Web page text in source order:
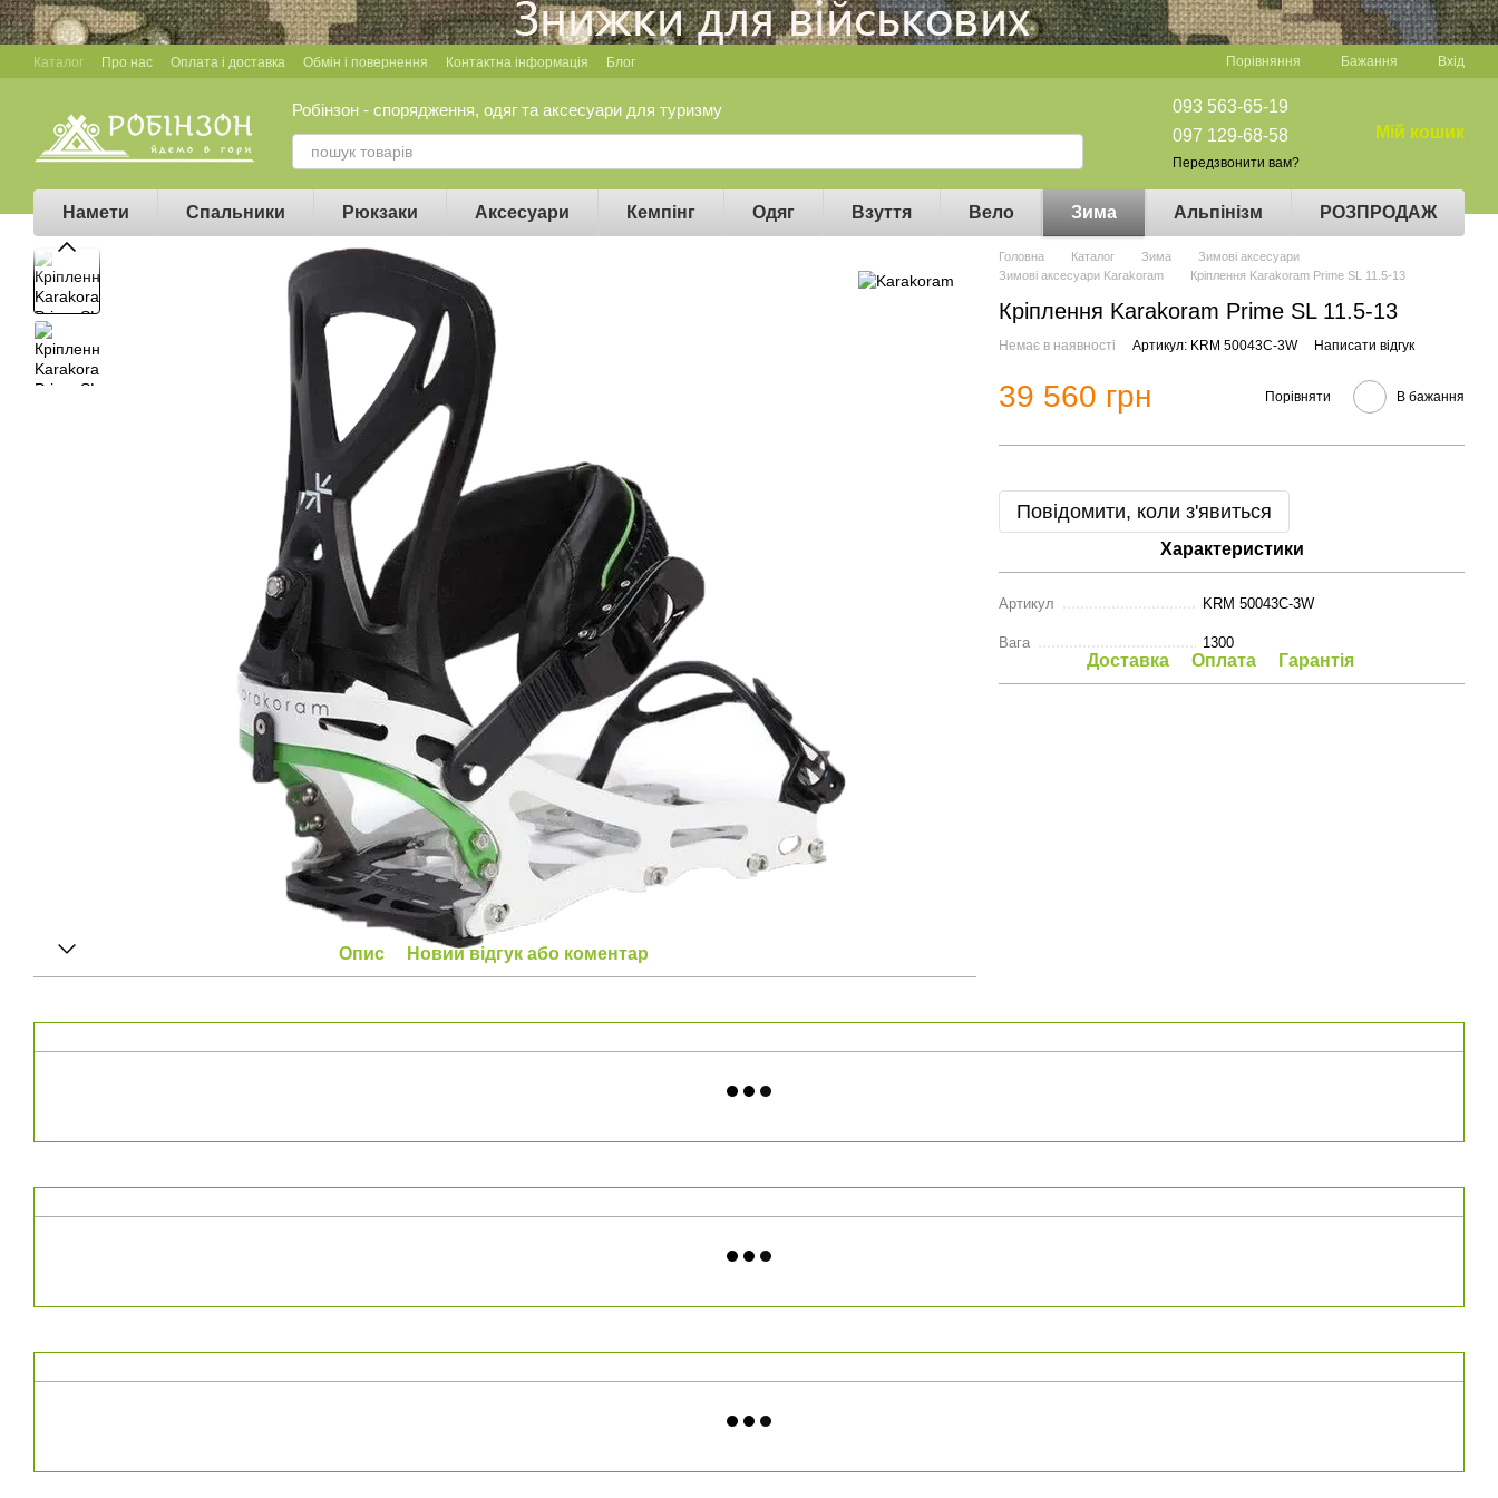
Перейти до основного контенту
Каталог Про нас Оплата і доставка Обмін і повернення Контактна інформація Блог Порівняння Бажання Вхід
Робінзон - спорядження, одяг та аксесуари для туризму
093 563-65-19
097 129-68-58
Передзвонити вам?
Мій кошик
Намети Спальники Рюкзаки Аксесуари Кемпінг Одяг Взуття Вело Зима Альпінізм РОЗПРОДАЖ
Опис Новий відгук або коментар
Головна Каталог Зима
Зимові аксесуари
Зимові аксесуари Karakoram
Кріплення Karakoram Prime SL 11.5-13
Кріплення Karakoram Prime SL 11.5-13
Немає в наявності Артикул: KRM 50043C-3W Написати відгук
39 560 грн Порівняти В бажання
Повідомити, коли з'явиться
Характеристики
Артикул KRM 50043C-3W
Вага 1300
Доставка Оплата Гарантія